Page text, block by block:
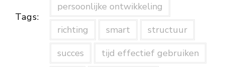
Tags:
persoonlijke ontwikkeling
richting
smart
structuur
succes
tijd effectief gebruiken